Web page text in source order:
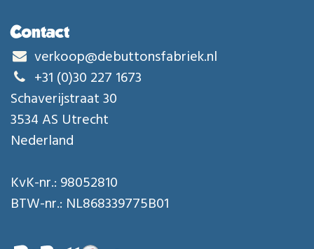
Contact
verkoop@debuttonsfabriek.nl
+31 (0)30 227 1673
Schaverijstraat 30
3534 AS Utrecht
Nederland
KvK-nr.: 98052810
BTW-nr.: NL868339775B01